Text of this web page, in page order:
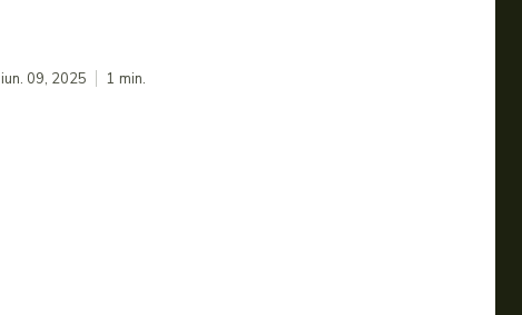
iun. 09, 2025 1 min.